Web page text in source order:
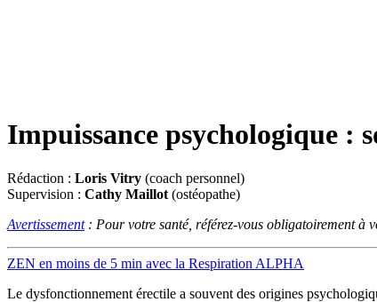
Impuissance psychologique :
Rédaction : Loris Vitry (coach personnel)
Supervision : Cathy Maillot (ostéopathe)
Avertissement: Pour votre santé, référez-vous obligatoirement à
ZEN en moins de 5 min avec la Respiration ALPHA
Le dysfonctionnement érectile a souvent des origines